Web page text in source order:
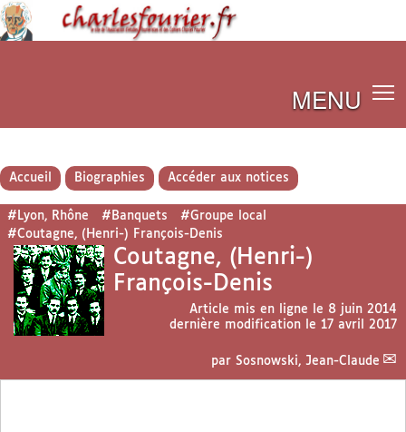
MENU
Accueil Biographies Accéder aux notices
#Lyon, Rhône #Banquets
#Groupe local
#Coutagne, (Henri-) François-Denis
Coutagne, (Henri-)
François-Denis
Article mis en ligne le 8 juin 2014
dernière modification le 17 avril 2017
par Sosnowski, Jean-Claude